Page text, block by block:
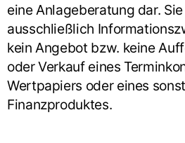
eine Anlageberatung dar.
ausschließlich
kein Angebot bzw. keine
oder Verkauf eines
Wertpapiers oder eines
Finanzproduktes.